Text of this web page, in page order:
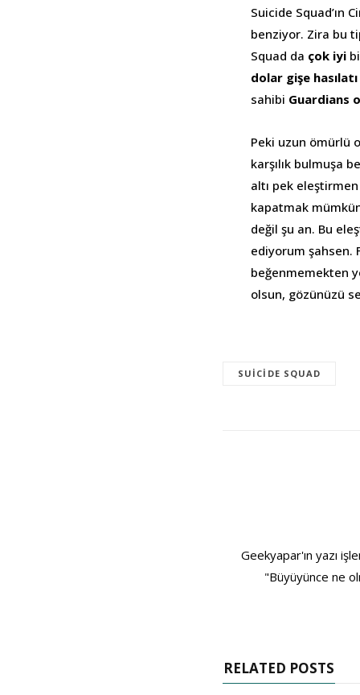
Suicide Squad’ın
benziyor. Zira bu
Squad da çok iyi
dolar gişe
sahibi Guardians
Peki uzun ömürlü
karşılık bulmuşa
altı pek
kapatmak
değil şu an. Bu
ediyorum şahsen.
beğenmemekten
olsun, gözünüzü
SUICIDE SQUAD
Geekyapar'ın yazı
"Büyüyünce ne
RELATED POSTS